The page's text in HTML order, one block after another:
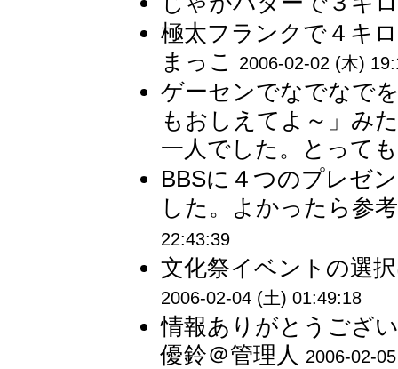
極太フランクで４キ
まっこ
2006-02-02 (木)
ゲーセンでなでなで
もおしえてよ～」み
一人でした。とって
BBSに４つのプレゼ
した。よかったら参
22:43:39
文化祭イベントの選
2006-02-04 (土) 01:49:18
情報ありがとうござ
優鈴＠管理人 2006-02-